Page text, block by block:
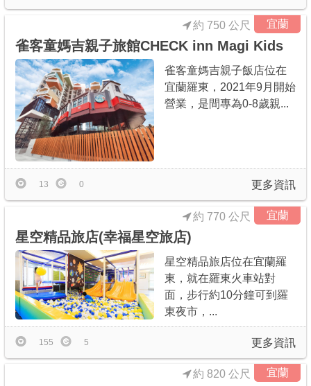
宜蘭
雀客童媽吉親子旅館CHECK inn Magi Kids
約 750 公尺
雀客童媽吉親子飯店位在
宜蘭羅東，2021年9月開始
營業，是間專為0-8歲親...
更多資訊
13 0
宜蘭
星空精品旅店(幸福星空旅店)
約 770 公尺
星空精品旅店位在宜蘭羅
東，就在羅東火車站對
面，步行約10分鐘可到羅
東夜市，...
更多資訊
155 5
宜蘭
約 820 公尺